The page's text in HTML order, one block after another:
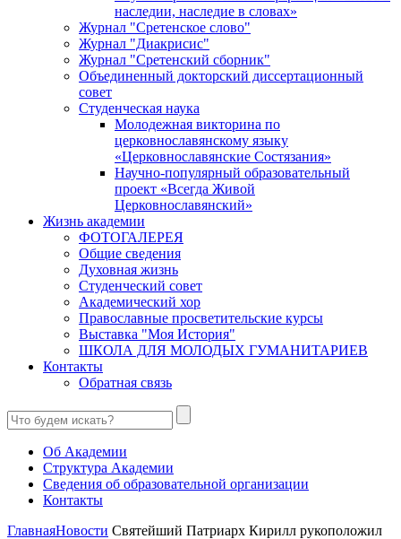
наследии, наследие в словах»
Журнал "Сретенское слово"
Журнал "Диакрисис"
Журнал "Сретенский сборник"
Объединенный докторский диссертационный
совет
Студенческая наука
Молодежная викторина по
церковнославянскому языку
«Церковнославянские Состязания»
Научно-популярный образовательный
проект «Всегда Живой
Церковнославянский»
Жизнь академии
ФОТОГАЛЕРЕЯ
Общие сведения
Духовная жизнь
Студенческий совет
Академический хор
Православные просветительские курсы
Выставка "Моя История"
ШКОЛА ДЛЯ МОЛОДЫХ ГУМАНИТАРИЕВ
Контакты
Обратная связь
Об Академии
Структура Академии
Сведения об образовательной организации
Контакты
ГлавнаяНовости Святейший Патриарх Кирилл рукоположил